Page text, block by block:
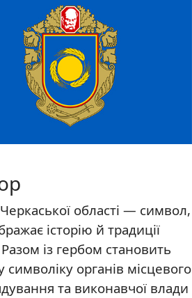
області — символ,
історію й традиції
Разом із гербом становить
символіку органів місцевого
та виконавчої влади